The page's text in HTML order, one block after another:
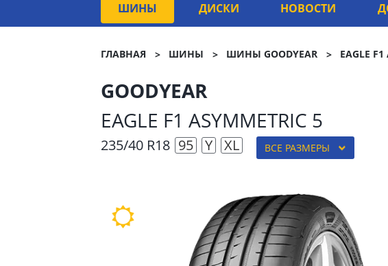
ШИНЫ ДИСКИ НОВОСТИ
ГЛАВНАЯ ШИНЫ ШИНЫ GOODYEAR EAGLE
GOODYEAR
EAGLE F1 ASYMMETRIC 5
235/40 R18 95 Y XL ВСЕ РАЗМЕРЫ